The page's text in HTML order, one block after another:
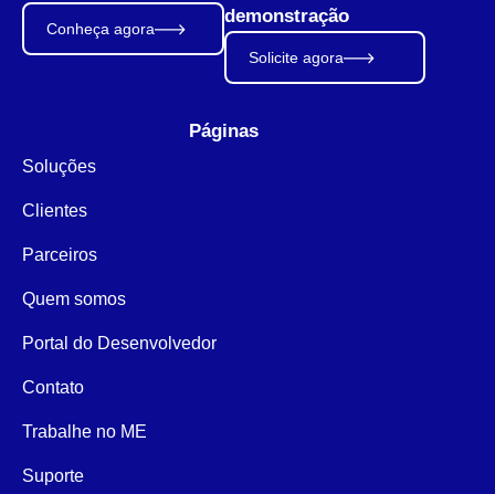
Conheça agora
demonstração
Solicite agora
Páginas
Soluções
Clientes
Parceiros
Quem somos
Portal do Desenvolvedor
Contato
Trabalhe no ME
Suporte